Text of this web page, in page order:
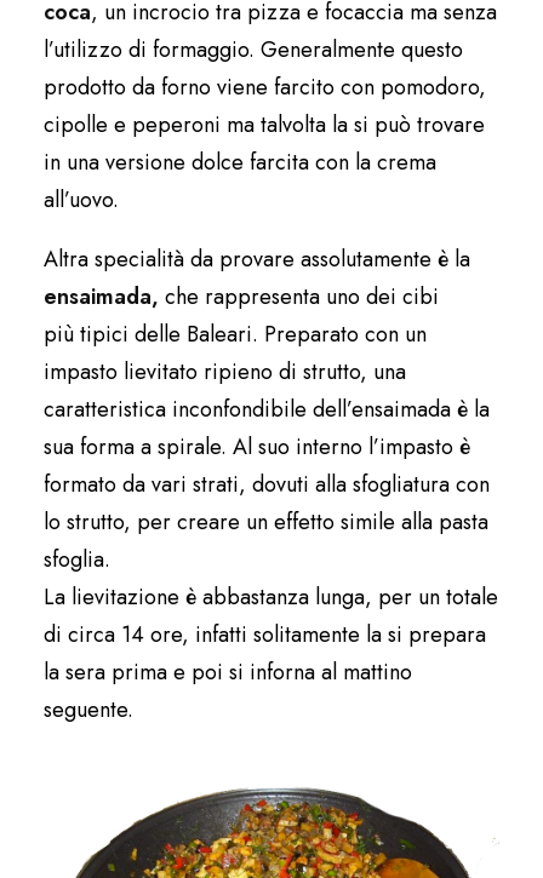
coca, un incrocio tra pizza e focaccia ma senza
l’utilizzo di formaggio. Generalmente questo
prodotto da forno viene farcito con pomodoro,
cipolle e peperoni ma talvolta la si può trovare
in una versione dolce farcita con la crema
all’uovo.
Altra specialità da provare assolutamente è la
ensaimada, che rappresenta uno dei cibi
più tipici delle Baleari. Preparato con un
impasto lievitato ripieno di strutto, una
caratteristica inconfondibile dell’ensaimada è la
sua forma a spirale. Al suo interno l’impasto è
formato da vari strati, dovuti alla sfogliatura con
lo strutto, per creare un effetto simile alla pasta
sfoglia.
La lievitazione è abbastanza lunga, per un totale
di circa 14 ore, infatti solitamente la si prepara
la sera prima e poi si inforna al mattino
seguente.